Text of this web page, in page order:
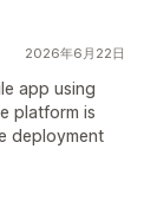
2026年6月22日
app using
platform is
deployment